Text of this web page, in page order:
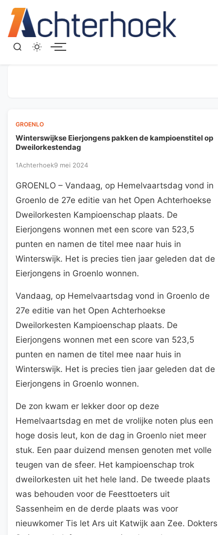
GROENLO
Winterswijkse Eierjongens pakken de kampioenstitel op
Dweilorkestendag
1Achterhoek9 mei 2024
GROENLO – Vandaag, op Hemelvaartsdag vond in
Groenlo de 27e editie van het Open Achterhoekse
Dweilorkesten Kampioenschap plaats. De
Eierjongens wonnen met een score van 523,5
punten en namen de titel mee naar huis in
Winterswijk. Het is precies tien jaar geleden dat de
Eierjongens in Groenlo wonnen.
Vandaag, op Hemelvaartsdag vond in Groenlo de
27e editie van het Open Achterhoekse
Dweilorkesten Kampioenschap plaats. De
Eierjongens wonnen met een score van 523,5
punten en namen de titel mee naar huis in
Winterswijk. Het is precies tien jaar geleden dat de
Eierjongens in Groenlo wonnen.
De zon kwam er lekker door op deze
Hemelvaartsdag en met de vrolijke noten plus een
hoge dosis leut, kon de dag in Groenlo niet meer
stuk. Een paar duizend mensen genoten met volle
teugen van de sfeer. Het kampioenschap trok
dweilorkesten uit het hele land. De tweede plaats
was behouden voor de Feesttoeters uit
Sassenheim en de derde plaats was voor
nieuwkomer Tis let Ars uit Katwijk aan Zee. Dokters